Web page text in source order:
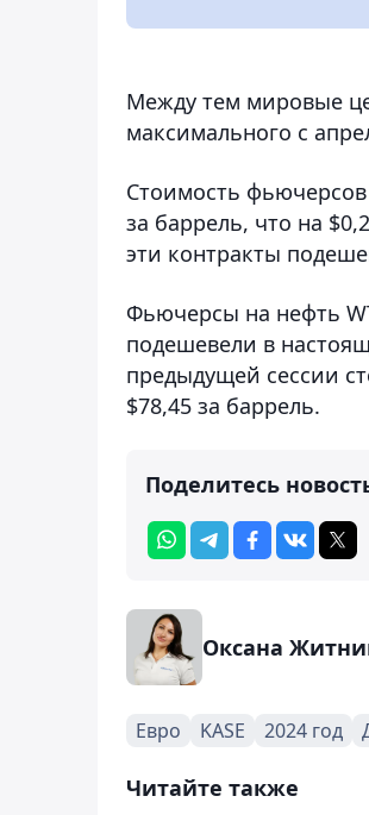
Между тем мировые
максимального с
Стоимость фьючерсов
за баррель, что на
эти контракты
Фьючерсы на нефть
подешевели в
предыдущей сессии
$78,45 за баррель.
Поделитесь
Оксана
Евро KASE 2024 год
Читайте также